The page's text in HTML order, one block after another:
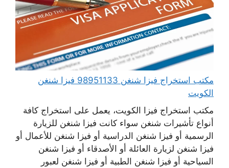
مكتب استخراج فيزا شنغن 98951133 فيزا شنغن
الكويت
مكتب استخراج فيزا الكويت، يعمل على استخراج كافة
أنواع تأشيرات شنغن سواء كانت فيزا شنغن للزيارة
الرسمية أو فيزا شنغن الدراسية أو فيزا شنغن للأعمال أو
فيزا شنغن لزيارة العائلة أو الأصدقاء أو فيزا شنغن
السياحية أو فيزا شنغن الطبية أو فيزا شنغن لعبور